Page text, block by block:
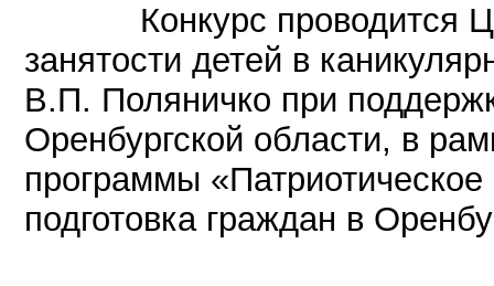
Конкурс проводится
занятости детей в
В.П. Поляничко при
Оренбургской области, в
программы
подготовка граждан в